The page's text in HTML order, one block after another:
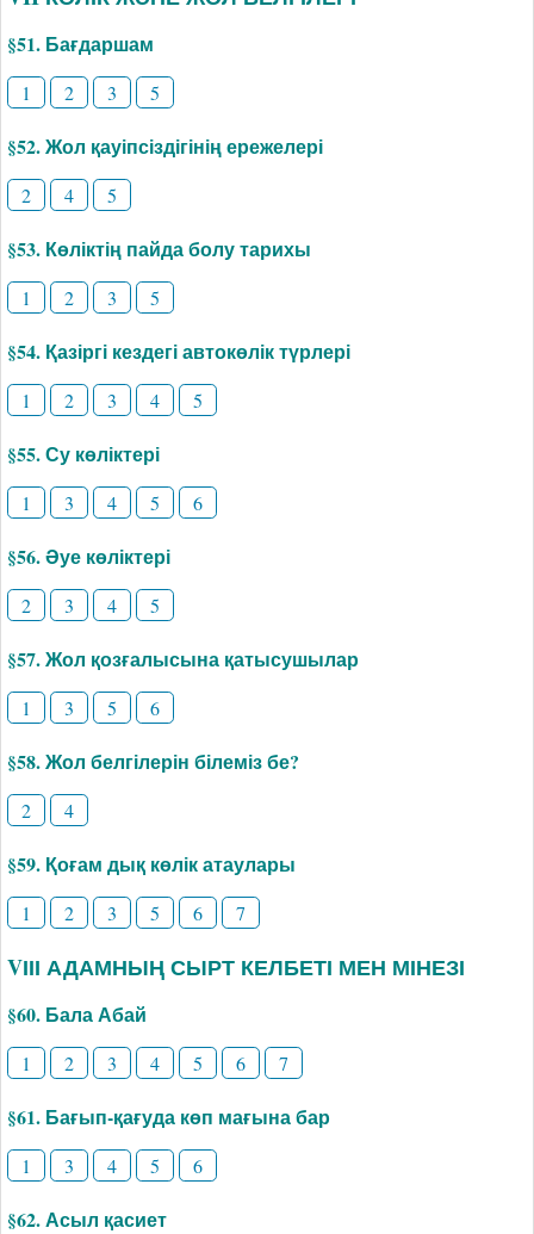
§51. Бағдаршам
1 2 3 5
§52. Жол қауіпсіздігінің ережелері
2 4 5
§53. Көліктің пайда болу тарихы
1 2 3 5
§54. Қазіргі кездегі автокөлік түрлері
1 2 3 4 5
§55. Су көліктері
1 3 4 5 6
§56. Әуе көліктері
2 3 4 5
§57. Жол қозғалысына қатысушылар
1 3 5 6
§58. Жол белгілерін білеміз бе?
2 4
§59. Қоғам дық көлік атаулары
1 2 3 5 6 7
VІІІ АДАМНЫҢ СЫРТ КЕЛБЕТІ МЕН МІНЕЗІ
§60. Бала Абай
1 2 3 4 5 6 7
§61. Бағып-қағуда көп мағына бар
1 3 4 5 6
§62. Асыл қасиет